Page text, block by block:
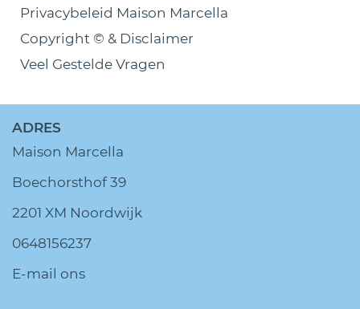
Privacybeleid Maison Marcella
Copyright © & Disclaimer
Veel Gestelde Vragen
ADRES
Maison Marcella
Boechorsthof 39
2201 XM Noordwijk
0648156237
E-mail ons